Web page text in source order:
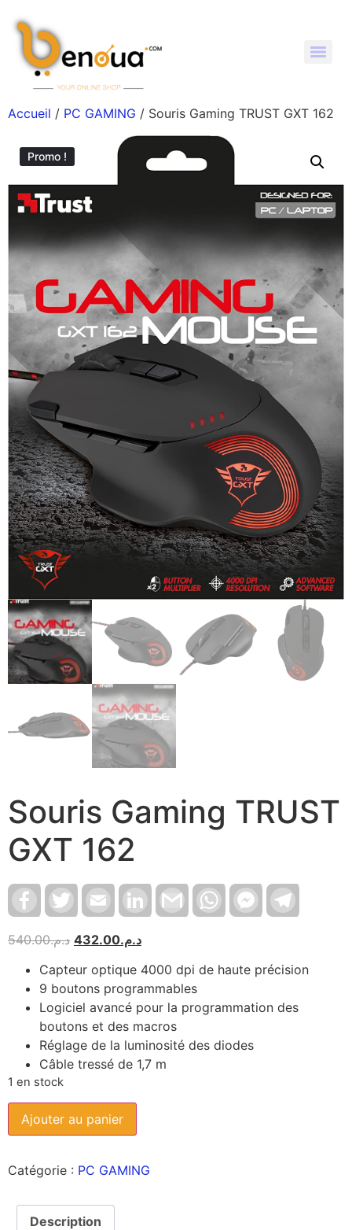
Accueil / PC GAMING / Souris Gaming TRUST GXT 162
Promo !
Souris Gaming TRUST
GXT 162
FacebookTwitter Email LinkedInGmail WhatsAppFacebook
Messenger
د.م.540.00 د.م.432.00
Capteur optique 4000 dpi de haute précision
9 boutons programmables
Logiciel avancé pour la programmation des
boutons et des macros
Réglage de la luminosité des diodes
Câble tressé de 1,7 m
1 en stock
Ajouter au panier
Catégorie : PC GAMING
Description